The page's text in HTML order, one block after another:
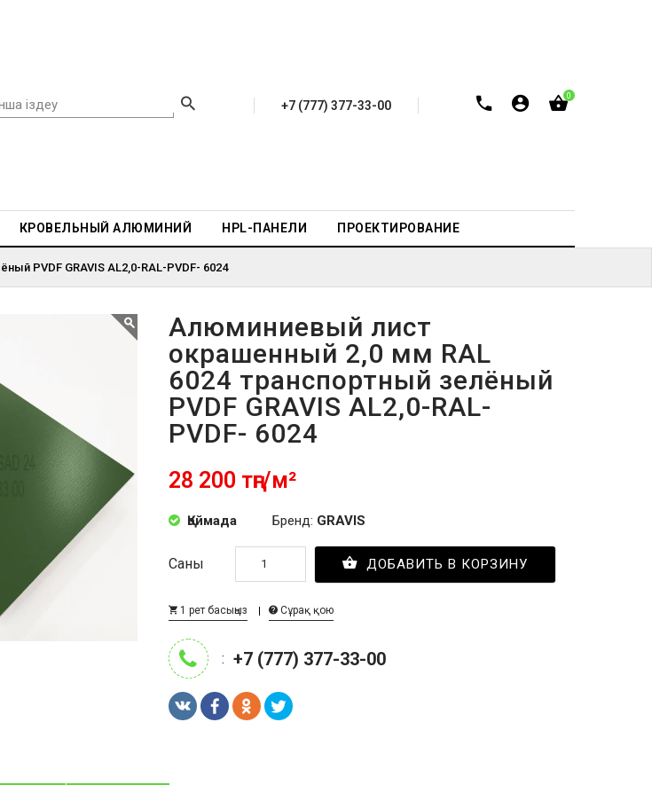
+7 (777) 377-33-00
0
КРОВЕЛЬНЫЙ АЛЮМИНИЙ HPL-ПАНЕЛИ ПРОЕКТИРОВАНИЕ
PVDF GRAVIS AL2,0-RAL-PVDF- 6024
Алюминиевый лист
окрашенный 2,0 мм RAL
6024 транспортный зелёный
PVDF GRAVIS AL2,0-RAL-
PVDF- 6024
28 200 тңг/м²
Қоймада Бренд: GRAVIS
Саны ДОБАВИТЬ В КОРЗИНУ
1 рет басыңыз Сұрақ қою
: +7 (777) 377-33-00